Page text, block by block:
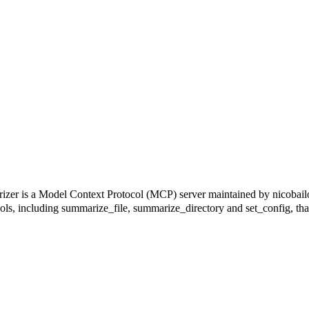
a Model Context Protocol (MCP) server maintained by
including summarize_file, summarize_directory and set_config,